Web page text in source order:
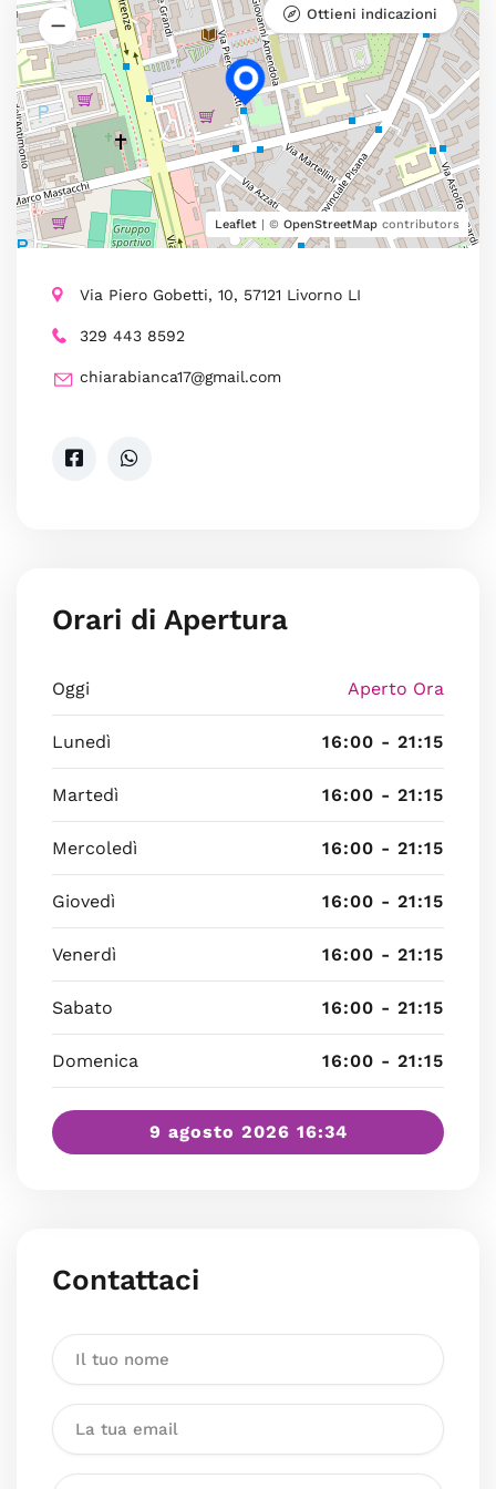
Leaflet | © OpenStreetMap contributors
Ottieni indicazioni
Via Piero Gobetti, 10, 57121 Livorno LI
329 443 8592
chiarabianca17@gmail.com
Orari di Apertura
Oggi Aperto Ora
Lunedì 16:00 - 21:15
Martedì 16:00 - 21:15
Mercoledì 16:00 - 21:15
Giovedì 16:00 - 21:15
Venerdì 16:00 - 21:15
Sabato 16:00 - 21:15
Domenica 16:00 - 21:15
9 agosto 2026 16:34
Contattaci